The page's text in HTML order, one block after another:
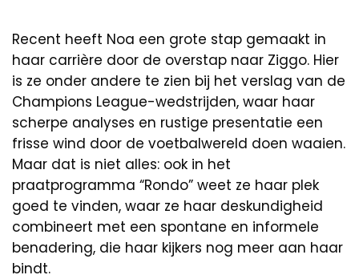
Recent heeft Noa een grote stap gemaakt in
haar carrière door de overstap naar Ziggo. Hier
is ze onder andere te zien bij het verslag van de
Champions League-wedstrijden, waar haar
scherpe analyses en rustige presentatie een
frisse wind door de voetbalwereld doen waaien.
Maar dat is niet alles: ook in het
praatprogramma “Rondo” weet ze haar plek
goed te vinden, waar ze haar deskundigheid
combineert met een spontane en informele
benadering, die haar kijkers nog meer aan haar
bindt.